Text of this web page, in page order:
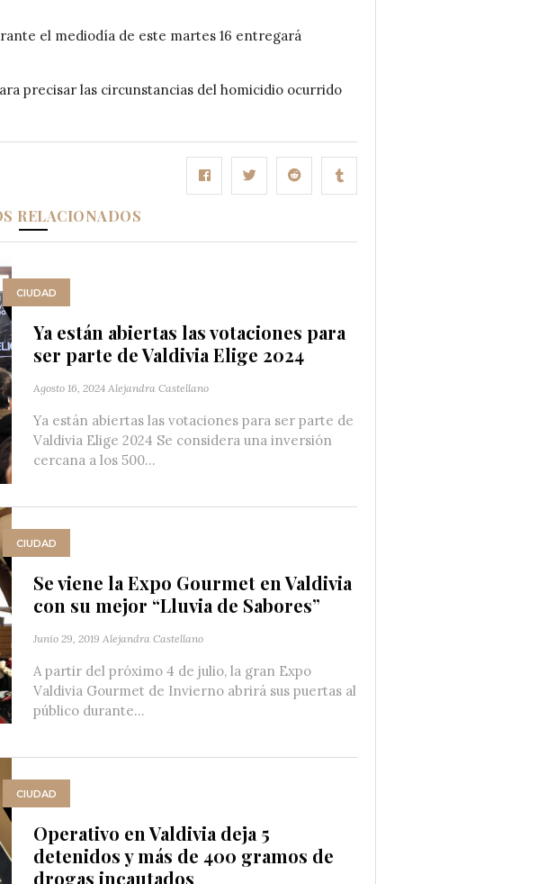
el mediodía de este martes 16 entregará
precisar las circunstancias del homicidio ocurrido
RELACIONADOS
CIUDAD
Ya están abiertas las votaciones para
ser parte de Valdivia Elige 2024
Agosto 16, 2024 Alejandra Castellano
Ya están abiertas las votaciones para ser parte de
Valdivia Elige 2024 Se considera una inversión
cercana a los 500...
CIUDAD
Se viene la Expo Gourmet en Valdivia
con su mejor “Lluvia de Sabores”
Junio 29, 2019 Alejandra Castellano
A partir del próximo 4 de julio, la gran Expo
Valdivia Gourmet de Invierno abrirá sus puertas al
público durante...
CIUDAD
Operativo en Valdivia deja 5
detenidos y más de 400 gramos de
drogas incautados